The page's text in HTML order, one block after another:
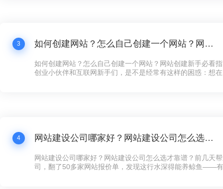
3 如何创建网站？怎么自己创建一个网站？网站创建新手必看指南！
如何创建网站？怎么自己创建一个网站？网站创建新手必看
创业小伙伴和互联网新手们，是不是经常有这样的困惑：想
4 网站建设公司哪家好？网站建设公司怎么选才靠谱？
网站建设公司哪家好？网站建设公司怎么选才靠谱？前几天
司，翻了50多家网站报价单，发现这行水深得能养鲸鱼——